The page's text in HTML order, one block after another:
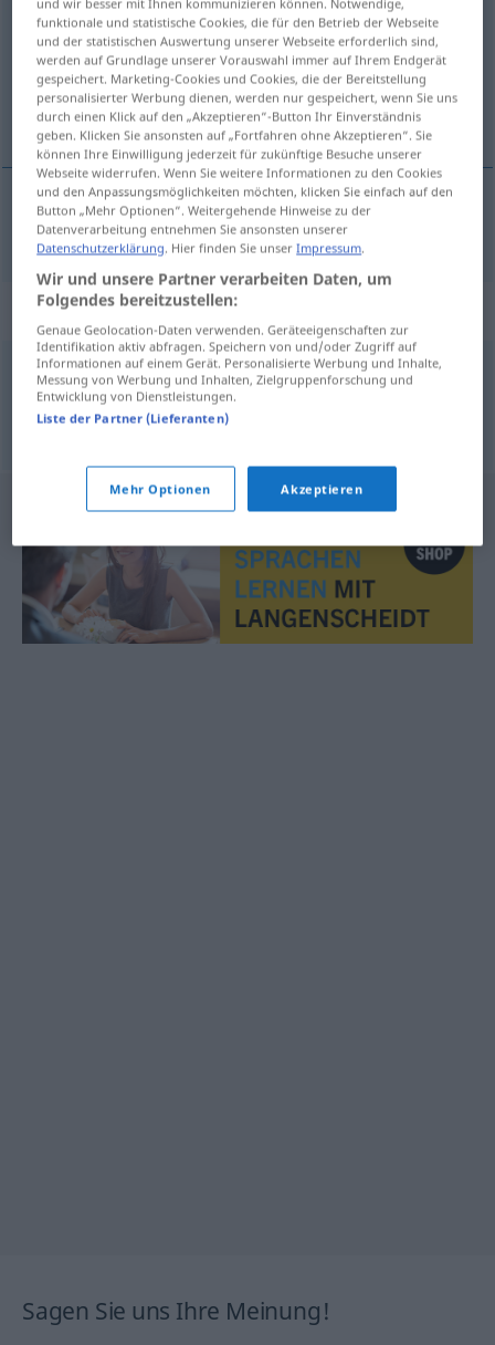
Übersicht aller Übersetzungen
(Für mehr Details die Übersetzung anklicken/antippen)
spirituel
spirituel vergeistigt
Synonyme für "vergeistigt"
körperlos,imaginär,feenhaft,unfassbar,unkörperlich
Sagen Sie uns Ihre Meinung!
funktionale und statistische Cookies, die für den Betrieb der Webseite
und der statistischen Auswertung unserer Webseite erforderlich sind,
werden auf Grundlage unserer Vorauswahl immer auf Ihrem Endgerät
gespeichert. Marketing-Cookies und Cookies, die der Bereitstellung
personalisierter Werbung dienen, werden nur gespeichert, wenn Sie uns
durch einen Klick auf den „Akzeptieren“-Button Ihr Einverständnis
geben. Klicken Sie ansonsten auf „Fortfahren ohne Akzeptieren“. Sie
können Ihre Einwilligung jederzeit für zukünftige Besuche unserer
Webseite widerrufen. Wenn Sie weitere Informationen zu den Cookies
und den Anpassungsmöglichkeiten möchten, klicken Sie einfach auf den
Button „Mehr Optionen“. Weitergehende Hinweise zu der
Datenverarbeitung entnehmen Sie ansonsten unserer
Datenschutzerklärung . Hier finden Sie unserImpressum
Wir und unsere Partner verarbeiten Daten, um
Folgendes bereitzustellen:
Genaue Geolocation-Daten verwenden. Geräteeigenschaften zur
Identifikation aktiv abfragen. Speichern von und/oder Zugriff auf
Informationen auf einem Gerät. Personalisierte Werbung und Inhalte,
Messung von Werbung und Inhalten, Zielgruppenforschung und
Entwicklung von Dienstleistungen.
Liste der Partner (Lieferanten)
Mehr Optionen Akzeptieren